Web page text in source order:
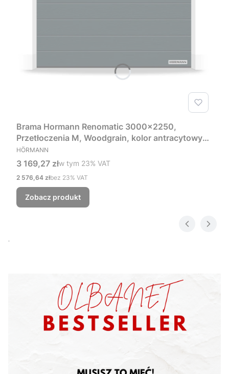
Brama Hormann Renomatic 3000x2250,
Przetłoczenia M, Woodgrain, kolor antracytowy
RAL 7016 + Prowadzenie Z
PRODUCENT
HÖRMANN
Cena brutto
3 169,27 złw tym %s VAT
w tym 23% VAT
Cena netto
2 576,64 złbez 23% VAT
Zobacz produkt